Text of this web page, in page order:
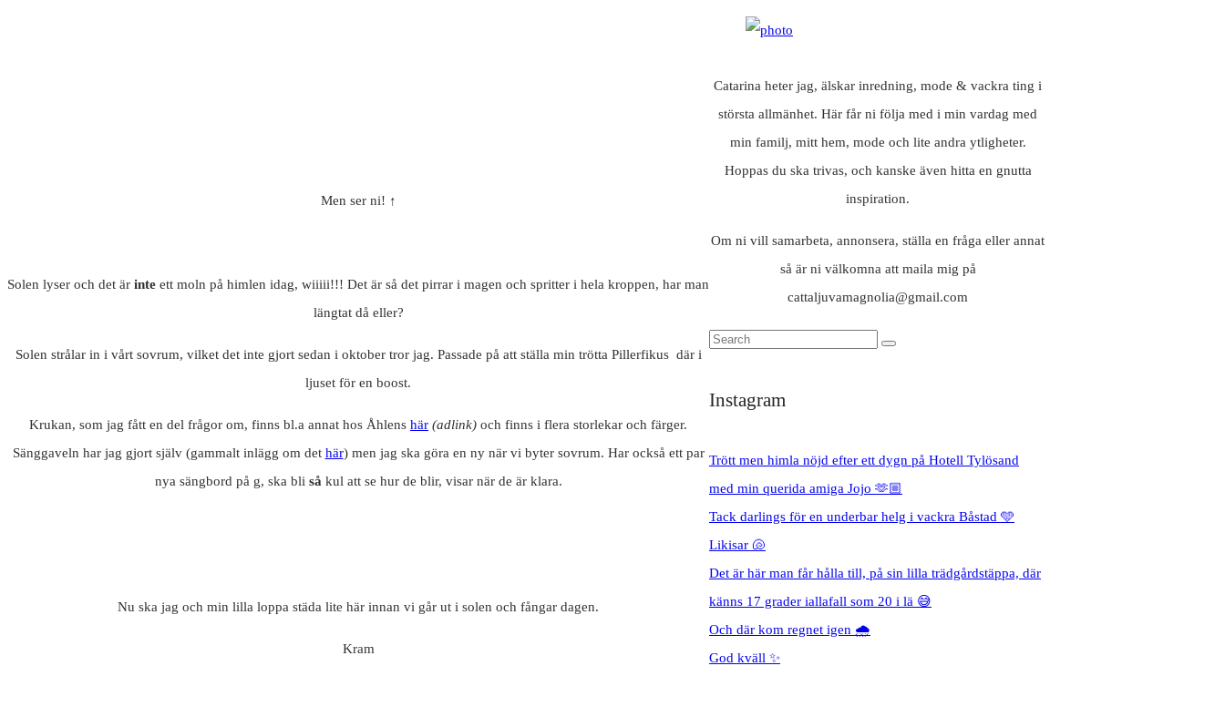
Men ser ni! ↑
Solen lyser och det är inte ett moln på himlen idag, wiiiii!!! Det är så det pirrar i magen och spritter i hela kroppen, har man
längtat då eller?
Solen strålar in i vårt sovrum, vilket det inte gjort sedan i oktober tror jag. Passade på att ställa min trötta Pillerfikus där i
ljuset för en boost.
Krukan, som jag fått en del frågor om, finns bl.a annat hos Åhlens här (adlink) och finns i flera storlekar och färger.
Sänggaveln har jag gjort själv (gammalt inlägg om det här) men jag ska göra en ny när vi byter sovrum. Har också ett par
nya sängbord på g, ska bli så kul att se hur de blir, visar när de är klara.
Nu ska jag och min lilla loppa städa lite här innan vi går ut i solen och fångar dagen.
Kram
Catarina heter jag, älskar inredning, mode & vackra ting i
största allmänhet. Här får ni följa med i min vardag med
min familj, mitt hem, mode och lite andra ytligheter.
Hoppas du ska trivas, och kanske även hitta en gnutta
inspiration.
Om ni vill samarbeta, annonsera, ställa en fråga eller annat
så är ni välkomna att maila mig på
cattaljuvamagnolia@gmail.com
Instagram
Trött men himla nöjd efter ett dygn på Hotell Tylösand
med min querida amiga Jojo 🫶🏼
Tack darlings för en underbar helg i vackra Båstad 🩵
Likisar 🐚
Det är här man får hålla till, på sin lilla trädgårdstäppa, där
känns 17 grader iallafall som 20 i lä 😅
Och där kom regnet igen 🌧️
God kväll ✨